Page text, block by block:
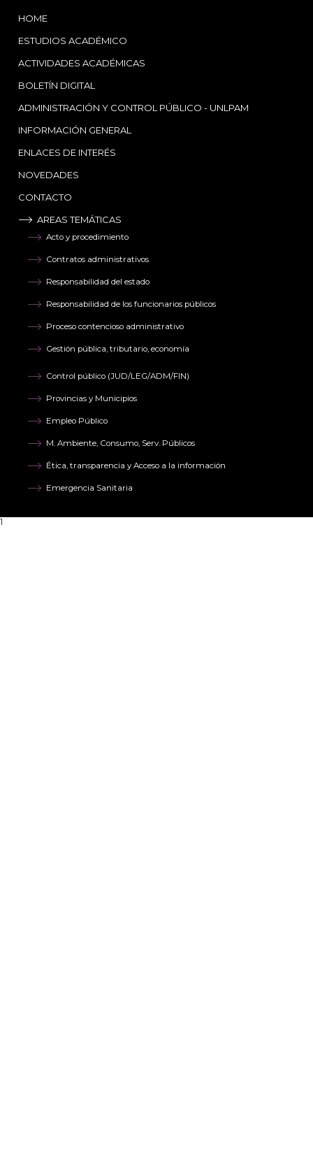
HOME
ESTUDIOS ACADÉMICO
ACTIVIDADES ACADÉMICAS
BOLETÍN DIGITAL
ADMINISTRACIÓN Y CONTROL PÚBLICO - UNLPAM
INFORMACIÓN GENERAL
ENLACES DE INTERÉS
NOVEDADES
CONTACTO
AREAS TEMÁTICAS
Acto y procedimiento
Contratos administrativos
Responsabilidad del estado
Responsabilidad de los funcionarios públicos
Proceso contencioso administrativo
Gestión pública, tributario, economía
Control público (JUD/LEG/ADM/FIN)
Provincias y Municipios
Empleo Público
M. Ambiente, Consumo, Serv. Públicos
Ética, transparencia y Acceso a la información
Emergencia Sanitaria
1